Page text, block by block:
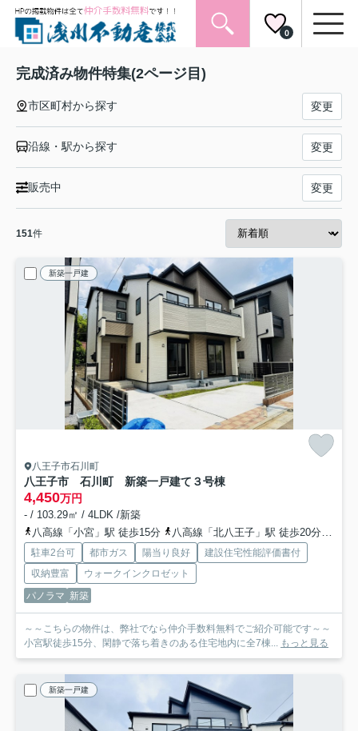
0
完成済み物件特集(2ページ目)
市区町村から探す 変更
沿線・駅から探す 変更
販売中 変更
151件
新築一戸建
八王子市石川町
八王子市 石川町 新築一戸建て ３号棟
4,450万円
- / 103.29㎡ / 4LDK /新築
八高線「小宮」駅 徒歩15分
八高線「北八王子」駅 徒歩20分
駐車2台可 都市ガス 陽当り良好
建設住宅性能評価書付
収納豊富
ウォークインクロゼット
パノラマ 新築
～～こちらの物件は、弊社でなら仲介手数料無料でご紹介可能です～～
小宮駅徒歩15分、閑静で落ち着きのある住宅地内に全7棟...
もっと見る
新築一戸建